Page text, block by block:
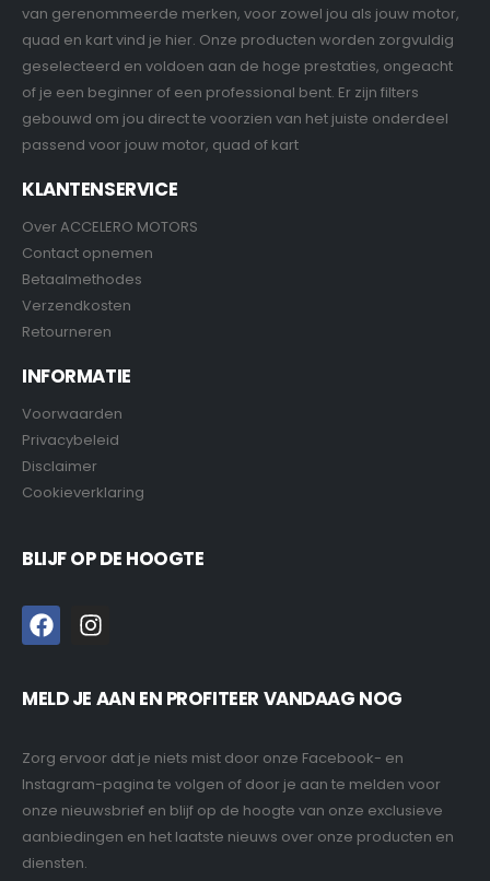
van gerenommeerde merken, voor zowel jou als jouw motor,
quad en kart vind je hier. Onze producten worden zorgvuldig
geselecteerd en voldoen aan de hoge prestaties, ongeacht
of je een beginner of een professional bent. Er zijn filters
gebouwd om jou direct te voorzien van het juiste onderdeel
passend voor jouw motor, quad of kart
KLANTENSERVICE
Over ACCELERO MOTORS
Contact opnemen
Betaalmethodes
Verzendkosten
Retourneren
INFORMATIE
Voorwaarden
Privacybeleid
Disclaimer
Cookieverklaring
BLIJF OP DE HOOGTE
MELD JE AAN EN PROFITEER VANDAAG NOG
Zorg ervoor dat je niets mist door onze Facebook- en
Instagram-pagina te volgen of door je aan te melden voor
onze nieuwsbrief en blijf op de hoogte van onze exclusieve
aanbiedingen en het laatste nieuws over onze producten en
diensten.